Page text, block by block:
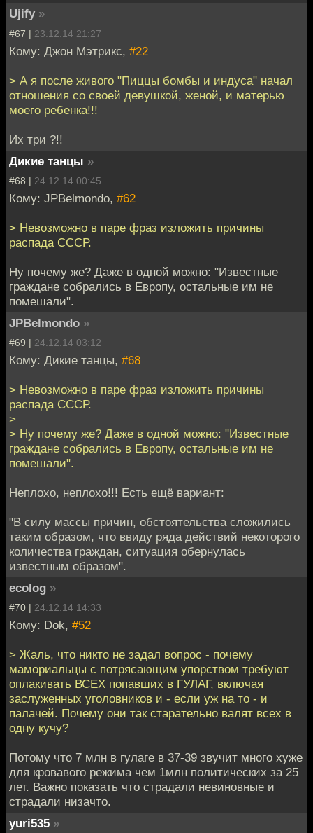
Ujify »
#67 | 23.12.14 21:27
Кому: Джон Мэтрикс, #22
> А я после живого "Пиццы бомбы и индуса" начал
отношения со своей девушкой, женой, и матерью
моего ребенка!!!
Их три ?!!
Дикие танцы »
#68 | 24.12.14 00:45
Кому: JPBelmondo, #62
> Невозможно в паре фраз изложить причины
распада СССР.
Ну почему же? Даже в одной можно: "Известные
граждане собрались в Европу, остальные им не
помешали".
JPBelmondo »
#69 | 24.12.14 03:12
Кому: Дикие танцы, #68
> Невозможно в паре фраз изложить причины
распада СССР.
>
> Ну почему же? Даже в одной можно: "Известные
граждане собрались в Европу, остальные им не
помешали".
Неплохо, неплохо!!! Есть ещё вариант:
"В силу массы причин, обстоятельства сложились
таким образом, что ввиду ряда действий некоторого
количества граждан, ситуация обернулась
известным образом".
ecolog »
#70 | 24.12.14 14:33
Кому: Dok, #52
> Жаль, что никто не задал вопрос - почему
мамориальцы с потрясающим упорством требуют
оплакивать ВСЕХ попавших в ГУЛАГ, включая
заслуженных уголовников и - если уж на то - и
палачей. Почему они так старательно валят всех в
одну кучу?
Потому что 7 млн в гулаге в 37-39 звучит много хуже
для кровавого режима чем 1млн политических за 25
лет. Важно показать что страдали невиновные и
страдали низачто.
yuri535 »